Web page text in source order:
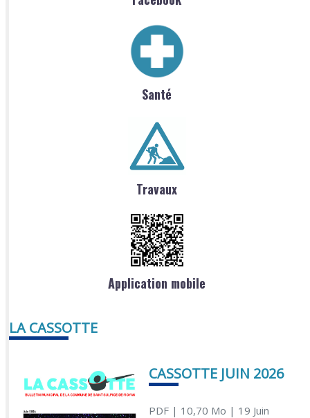
Santé
Travaux
Application mobile
LA CASSOTTE
CASSOTTE JUIN 2026
PDF| 10,70 Mo | 19 Juin